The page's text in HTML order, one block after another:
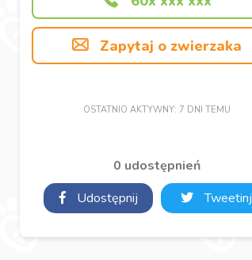
Zapytaj o zwierzaka
OSTATNIO AKTYWNY: 7 DNI TEMU
0 udostępnień
Udostępnij
Tweetinj